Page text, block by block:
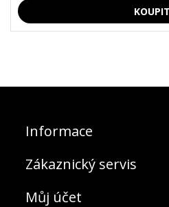
Informace
Zákaznický servis
Můj účet